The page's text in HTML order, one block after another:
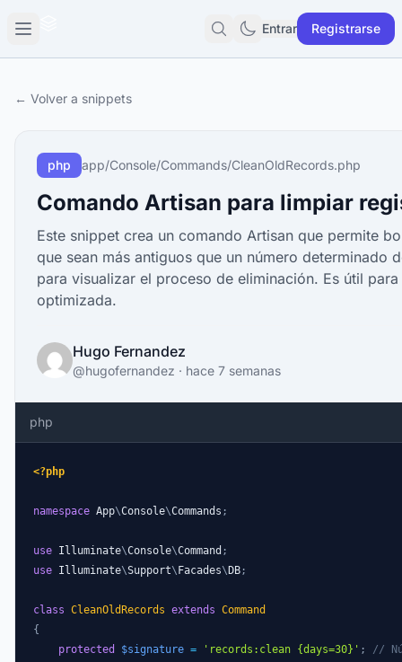
Entrar Registrarse
← Volver a snippets
php app/Console/Commands/CleanOldRecords.php
Comando Artisan para limpiar
Este snippet crea un comando Artisan que permite
que sean más antiguos que un número determinado
para visualizar el proceso de eliminación. Es útil
optimizada.
Hugo Fernandez
@hugofernandez · hace 7 semanas
php
<?php
namespace App\Console\Commands ;
use Illuminate\Console\Command ;
use Illuminate\Support\ Facades\ DB;
class CleanOldRecords extends Command
{
protected
$signature = 'records:clean {days=30}' ;
//